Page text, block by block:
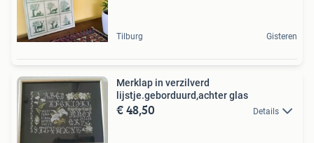
Tilburg Gisteren
Merklap in verzilverd
lijstje.geborduurd,achter glas
€ 48,50 Details